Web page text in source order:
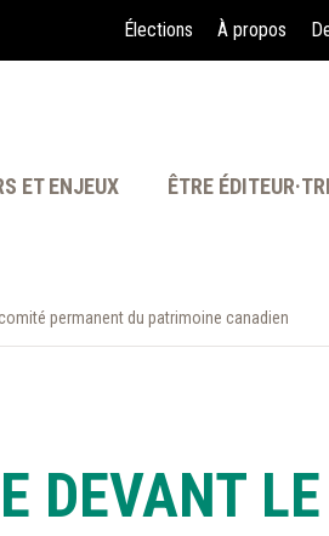
Élections À propos
ET ENJEUX ÊTRE
comité permanent du patrimoine canadien
DEVANT